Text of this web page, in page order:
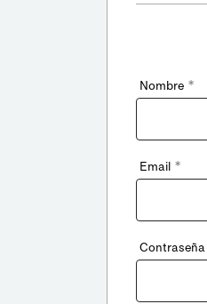
Nombre *
Email *
Contraseña